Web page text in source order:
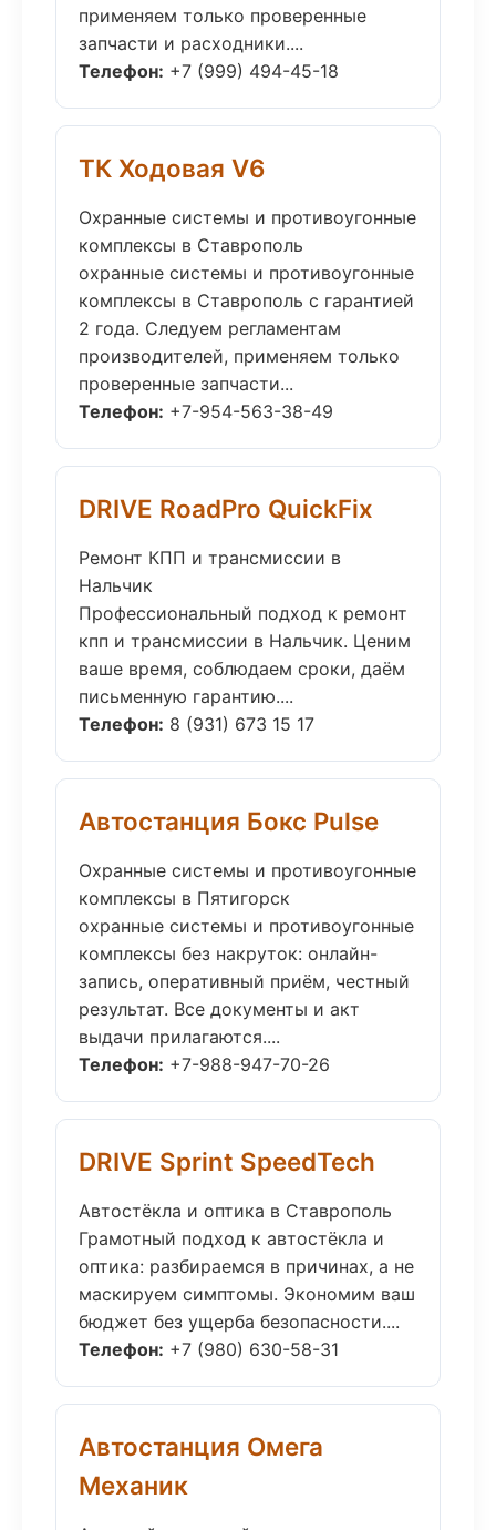
применяем только проверенные
запчасти и расходники....
Телефон: +7 (999) 494-45-18
ТК Ходовая V6
Охранные системы и противоугонные
комплексы в Ставрополь
охранные системы и противоугонные
комплексы в Ставрополь с гарантией
2 года. Следуем регламентам
производителей, применяем только
проверенные запчасти...
Телефон: +7-954-563-38-49
DRIVE RoadPro QuickFix
Ремонт КПП и трансмиссии в
Нальчик
Профессиональный подход к ремонт
кпп и трансмиссии в Нальчик. Ценим
ваше время, соблюдаем сроки, даём
письменную гарантию....
Телефон: 8 (931) 673 15 17
Автостанция Бокс Pulse
Охранные системы и противоугонные
комплексы в Пятигорск
охранные системы и противоугонные
комплексы без накруток: онлайн-
запись, оперативный приём, честный
результат. Все документы и акт
выдачи прилагаются....
Телефон: +7-988-947-70-26
DRIVE Sprint SpeedTech
Автостёкла и оптика в Ставрополь
Грамотный подход к автостёкла и
оптика: разбираемся в причинах, а не
маскируем симптомы. Экономим ваш
бюджет без ущерба безопасности....
Телефон: +7 (980) 630-58-31
Автостанция Омега
Механик